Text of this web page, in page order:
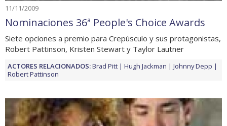
11/11/2009
Nominaciones 36ª People's Choice Awards
Siete opciones a premio para Crepúsculo y sus protagonistas,
Robert Pattinson, Kristen Stewart y Taylor Lautner
ACTORES RELACIONADOS:Brad Pitt Hugh Jackman
Johnny Depp
Robert Pattinson